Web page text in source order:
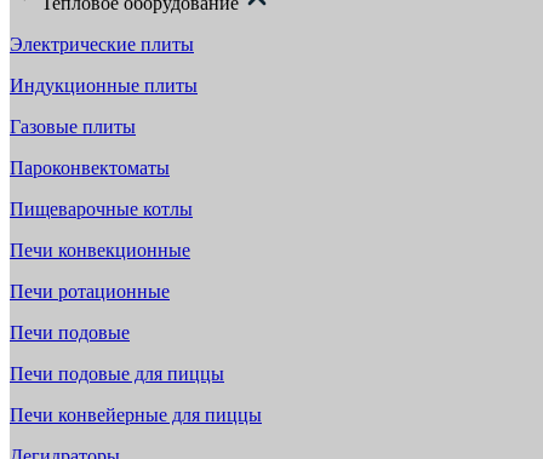
Электрические плиты
Индукционные плиты
Газовые плиты
Пароконвектоматы
Пищеварочные котлы
Печи конвекционные
Печи ротационные
Печи подовые
Печи подовые для пиццы
Печи конвейерные для пиццы